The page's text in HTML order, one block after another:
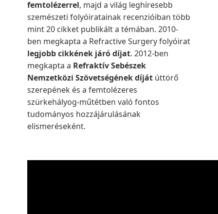
femtolézerrel, majd a világ leghíresebb
szemészeti folyóiratainak recenzióiban több
mint 20 cikket publikált a témában. 2010-
ben megkapta a Refractive Surgery folyóirat
legjobb cikkének járó díjat. 2012-ben
megkapta a Refraktív Sebészek
Nemzetközi Szövetségének díját úttörő
szerepének és a femtolézeres
szürkehályog-műtétben való fontos
tudományos hozzájárulásának
elismeréseként.